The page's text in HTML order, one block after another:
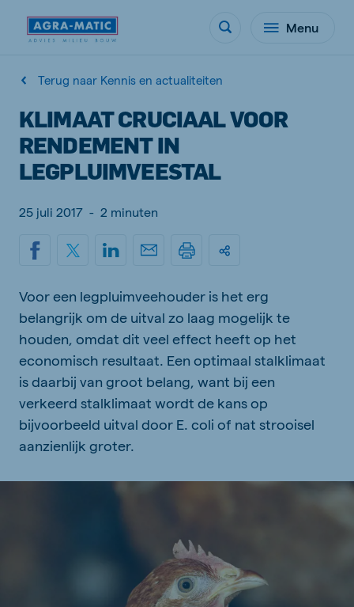
Menu
Terug naar Kennis en actualiteiten
KLIMAAT CRUCIAAL VOOR
RENDEMENT IN
LEGPLUIMVEESTAL
25 juli 2017 - 2 minuten
Voor een legpluimveehouder is het erg
belangrijk om de uitval zo laag mogelijk te
houden, omdat dit veel effect heeft op het
economisch resultaat. Een optimaal stalklimaat
is daarbij van groot belang, want bij een
verkeerd stalklimaat wordt de kans op
bijvoorbeeld uitval door E. coli of nat strooisel
aanzienlijk groter.